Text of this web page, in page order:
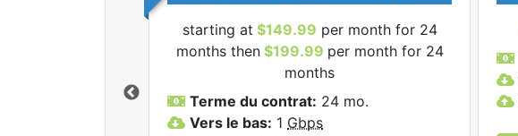
starting at $149.99 per month for 24
months then$199.99 per month for 24
months
Terme du contrat: 24 mo.
Vers le bas: 1 Gbps